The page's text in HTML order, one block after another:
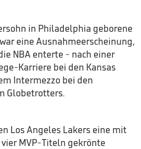
in Philadelphia geborene
eine Ausnahmeerscheinung,
NBA enterte - nach einer
Karriere bei den Kansas
Intermezzo bei den
Globetrotters.
Los Angeles Lakers eine mit
MVP-Titeln gekrönte